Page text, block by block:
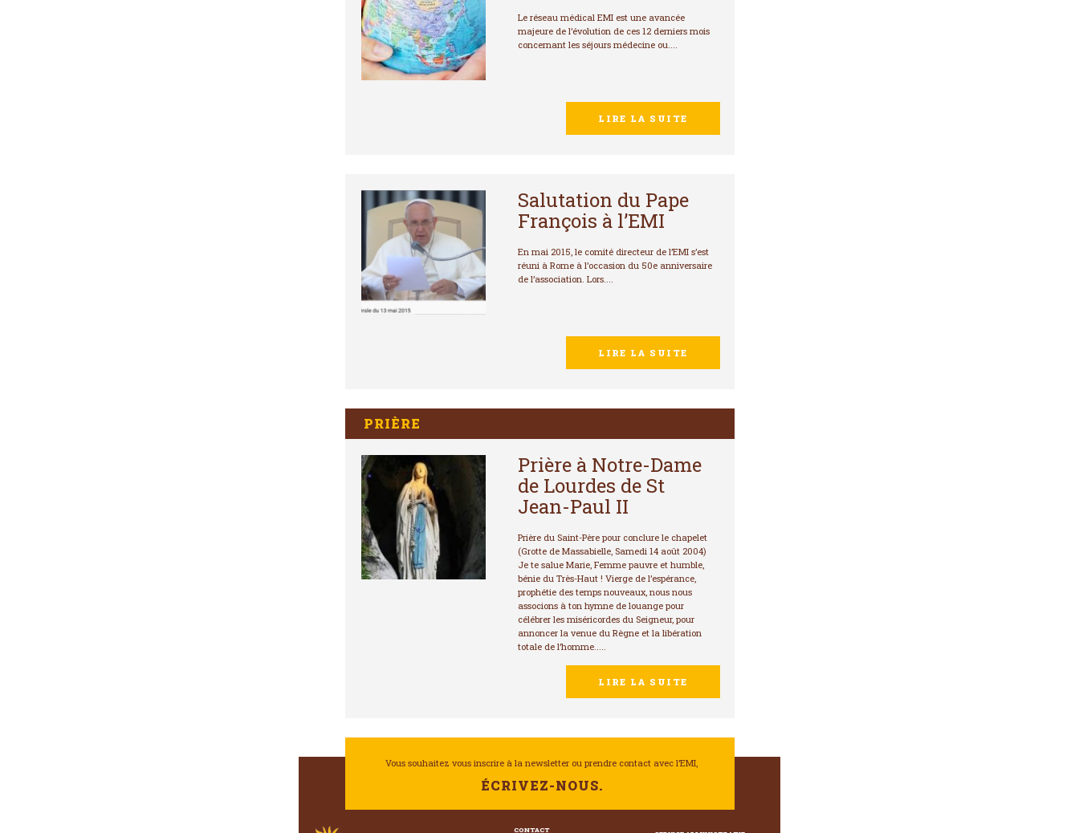
Le réseau médical EMI est une avancée
majeure de l’évolution de ces 12 derniers mois
concernant les séjours médecine ou....
LIRE LA SUITE
Salutation du Pape
François à l’EMI
En mai 2015, le comité directeur de l’EMI s’est
réuni à Rome à l’occasion du 50e anniversaire
de l’association. Lors....
LIRE LA SUITE
PRIÈRE
Prière à Notre-Dame
de Lourdes de St
Jean-Paul II
Prière du Saint-Père pour conclure le chapelet
(Grotte de Massabielle, Samedi 14 août 2004)
Je te salue Marie, Femme pauvre et humble,
bénie du Très-Haut ! Vierge de l’espérance,
prophétie des temps nouveaux, nous nous
associons à ton hymne de louange pour
célébrer les miséricordes du Seigneur, pour
annoncer la venue du Règne et la libération
totale de l’homme.....
LIRE LA SUITE
Vous souhaitez vous inscrire à la newsletter ou prendre contact avec l’EMI,
ÉCRIVEZ-NOUS.
CONTACT